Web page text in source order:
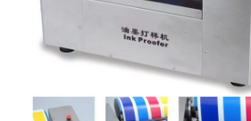
Tur Pabrik
Kontrol kualitas